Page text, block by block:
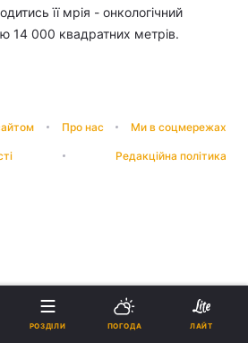
її мрія - онкологічний
14 000 квадратних метрів.
Про нас Ми в соцмережах
Редакційна політика
РОЗДІЛИ ПОГОДА ЛАЙТ